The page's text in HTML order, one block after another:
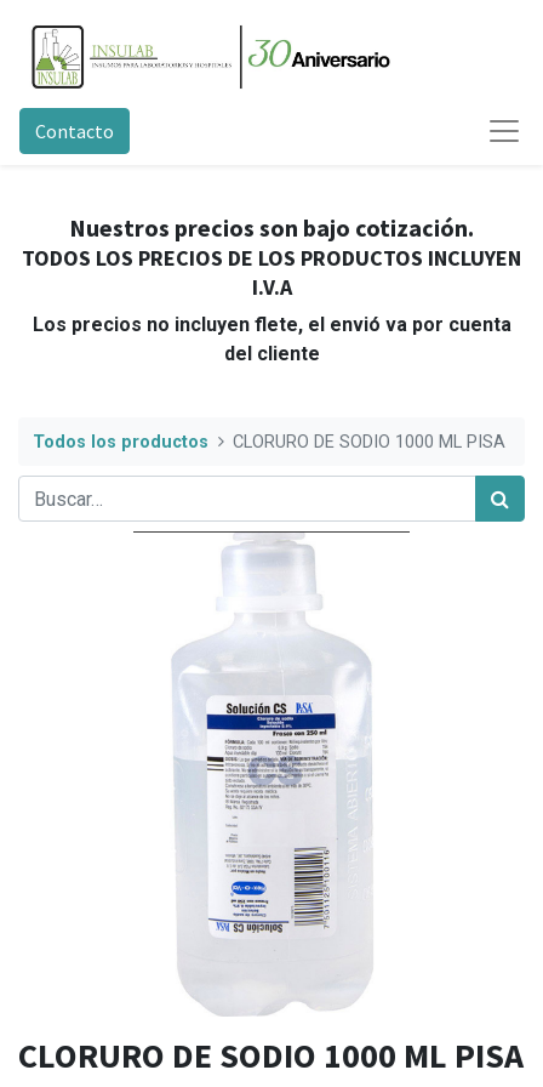
Contacto
Nuestros precios son bajo cotización.
TODOS LOS PRECIOS DE LOS PRODUCTOS INCLUYEN
I.V.A
Los precios no incluyen flete, el envió va por cuenta
del cliente
Todos los productos CLORURO DE SODIO 1000 ML PISA
CLORURO DE SODIO 1000 ML PISA